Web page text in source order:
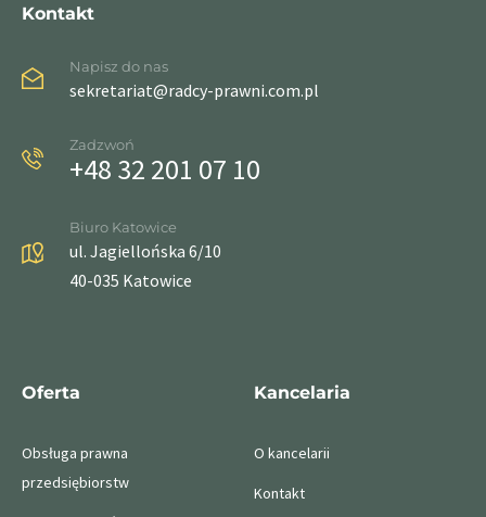
Kontakt
Napisz do nas
sekretariat@radcy-prawni.com.pl
Zadzwoń
+48 32 201 07 10
Biuro Katowice
ul. Jagiellońska 6/10
40-035 Katowice
Oferta
Obsługa prawna
przedsiębiorstw
Kancelaria
O kancelarii
Kontakt